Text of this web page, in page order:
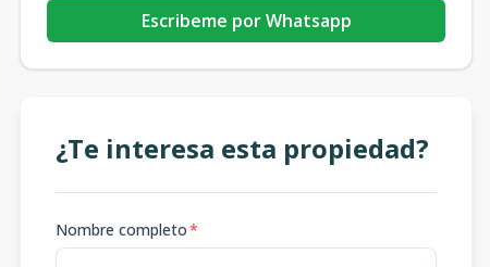
Escribeme por Whatsapp
¿Te interesa esta propiedad?
Nombre completo*